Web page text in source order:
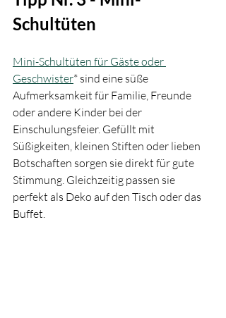
Schultüten
Mini-Schultüten für Gäste oder
Geschwister* sind eine süße
Aufmerksamkeit für Familie, Freunde
oder andere Kinder bei der
Einschulungsfeier. Gefüllt mit
Süßigkeiten, kleinen Stiften oder lieben
Botschaften sorgen sie direkt für gute
Stimmung. Gleichzeitig passen sie
perfekt als Deko auf den Tisch oder das
Buffet.